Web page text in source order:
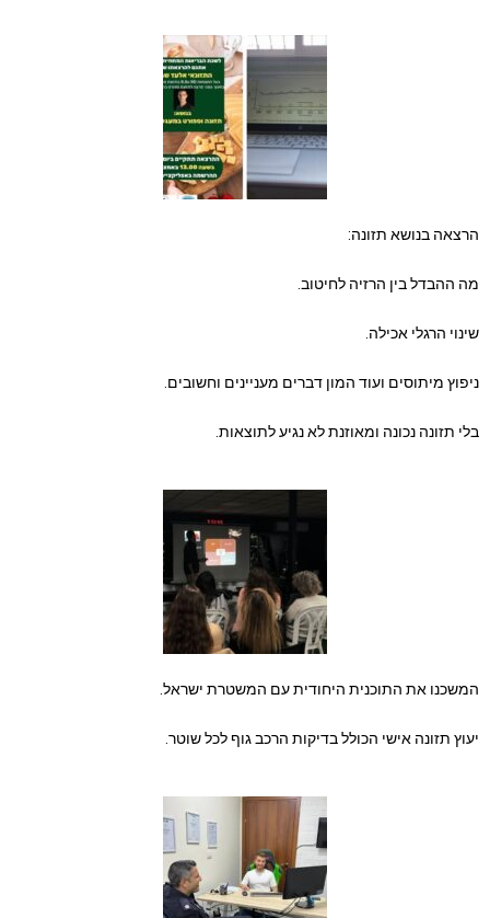
הרצאה בנושא תזונה:
מה ההבדל בין הרזיה לחיטוב.
שינוי הרגלי אכילה.
ניפוץ מיתוסים ועוד המון דברים מעניינים וחשובים.
בלי תזונה נכונה ומאוזנת לא נגיע לתוצאות.
המשכנו את התוכנית היחודית עם המשטרת ישראל.
יעוץ תזונה אישי הכולל בדיקות הרכב גוף לכל שוטר.